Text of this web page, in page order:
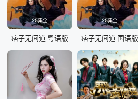
25集全
痞子无间道 粤语版
25集全
痞子无间道 国语版